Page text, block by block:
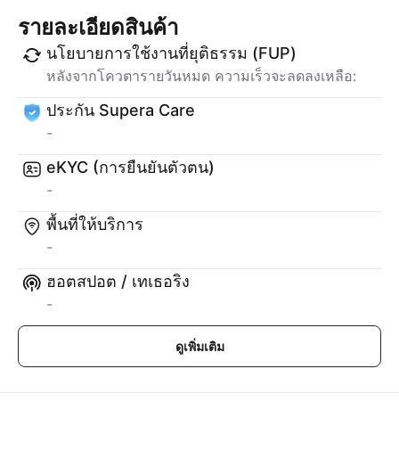
รายละเอียดสินค้า
นโยบายการใช้งานที่ยุติธรรม (FUP)
หลังจากโควตารายวันหมด ความเร็วจะลดลงเหลือ:
ประกัน Supera Care
-
eKYC (การยืนยันตัวตน)
-
พื้นที่ให้บริการ
-
ฮอตสปอต / เทเธอริง
-
ดูเพิ่มเติม